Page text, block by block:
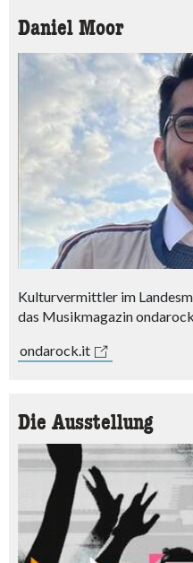
Daniel Moor
Kulturvermittler im
das Musikmagazin
ondarock.it
Die Ausstellung